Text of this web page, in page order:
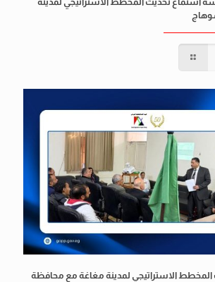
المخطط الاستراتيجي لمدينة مغاغة مع محافظة